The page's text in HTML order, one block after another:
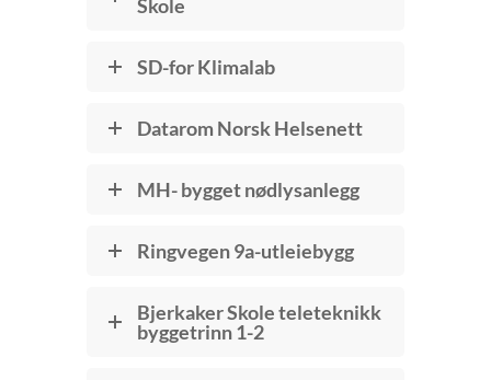
Skole
SD-for Klimalab
Datarom Norsk Helsenett
MH- bygget nødlysanlegg
Ringvegen 9a-utleiebygg
Bjerkaker Skole teleteknikk
byggetrinn 1-2